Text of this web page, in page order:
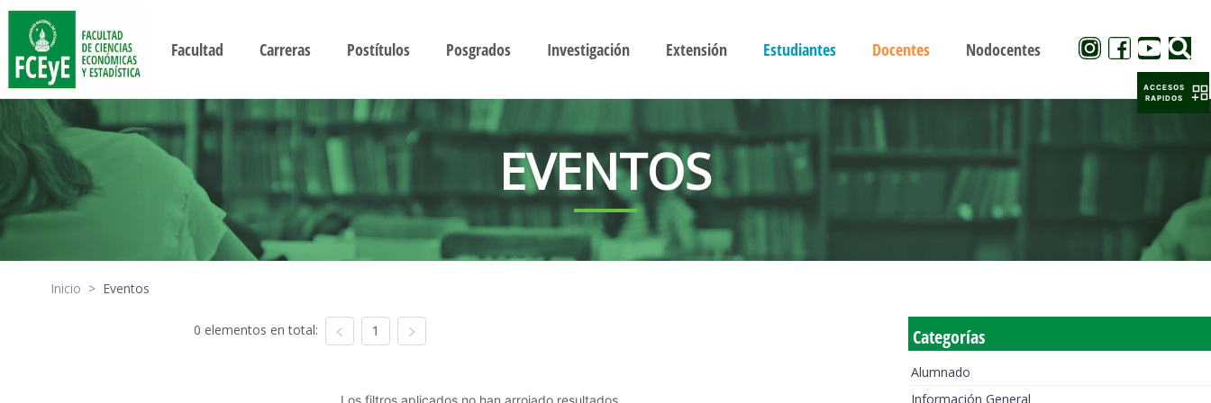
Facultad Carreras Postítulos Posgrados Investigación Extensión Estudiantes Docentes Nodocentes
EVENTOS
Inicio > Eventos
0 elementos en total: 1
Los filtros aplicados no han arrojado resultados
Categorías
Alumnado
Información General
ACCESOS
RAPIDOS